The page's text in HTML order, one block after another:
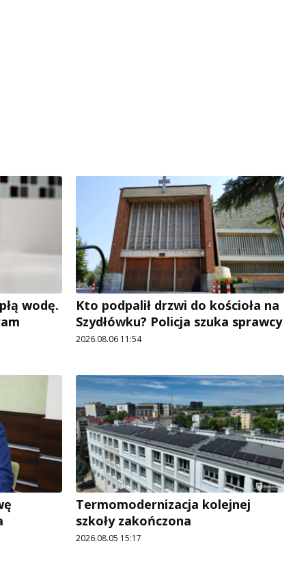
wodę.
Kto podpalił drzwi do kościoła na
Szydłówku? Policja szuka sprawcy
2026.08.06 11:54
Termomodernizacja kolejnej
szkoły zakończona
2026.08.05 15:17